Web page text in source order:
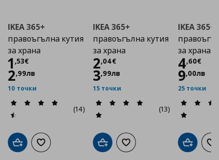
IKEA 365+
правоъгълна кутия
за храна
1 ,53€
Цена
2,99лв
10 точки
(14)
Добави в кошницата
Добави към списъка с любими
IKEA 365+
правоъгълна кутия
за храна
2,04€
Цена
3,99лв
15 точки
(13)
Добави в кошницата
Добави към списъка с
IKEA 365+
за храна
4,60€
Цена
9,00лв
25 точки
Добави